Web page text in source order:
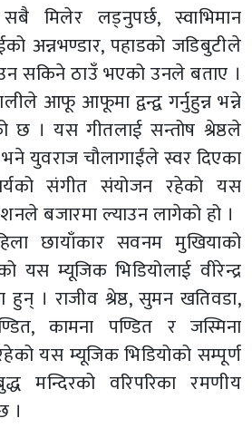
मिलेर लड्नुपर्छ, स्वाभिमान
अन्नभण्डार, पहाडको जडिबुटीले
सकिने ठाउँ भएको उनले बताए ।
आफू आफूमा द्वन्द्व गर्नुहुन्न भन्ने
। यस गीतलाई सन्तोष श्रेष्ठले
युवराज चौलागाईंले स्वर दिएका
संगीत संयोजन रहेको यस
बजारमा ल्याउन लागेको हो ।
छायाँकार सवनम मुखियाको
यस म्यूजिक भिडियोलाई वीरेन्द्र
। राजीव श्रेष्ठ, सुमन खतिवडा,
कामना पण्डित र जस्मिना
यस म्यूजिक भिडियोको सम्पूर्ण
मन्दिरको वरिपरिका रमणीय
।